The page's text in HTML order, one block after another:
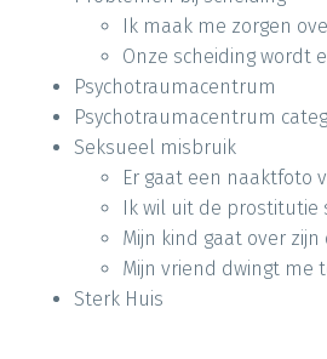
Ik maak me zorgen
Onze scheiding wordt
Psychotraumacentrum
Psychotraumacentrum
Seksueel misbruik
Er gaat een naaktfoto
Ik wil uit de prostitutie
Mijn kind gaat over
Mijn vriend dwingt me
Sterk Huis